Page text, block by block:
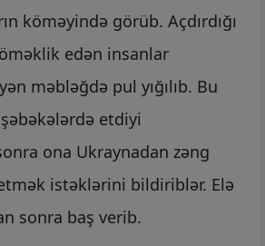
köməyində görüb. Açdırdığı
edən insanlar
məbləğdə pul yığılıb. Bu
etdiyi
ona Ukraynadan zəng
istəklərini bildiriblər. Elə
sonra baş verib.